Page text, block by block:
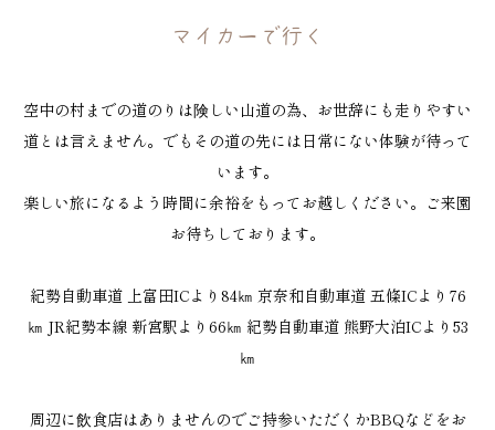
マイカーで行く
空中の村までの道のりは険しい山道の為、お世辞にも走りやすい
道とは言えません。でもその道の先には日常にない体験が待って
います。
楽しい旅になるよう時間に余裕をもってお越しください。ご来園
お待ちしております。
紀勢自動車道 上富田ICより84㎞ 京奈和自動車道 五條ICより76
㎞ JR紀勢本線 新宮駅より66㎞ 紀勢自動車道 熊野大泊ICより53
㎞
周辺に飲食店はありませんのでご持参いただくかBBQなどをお